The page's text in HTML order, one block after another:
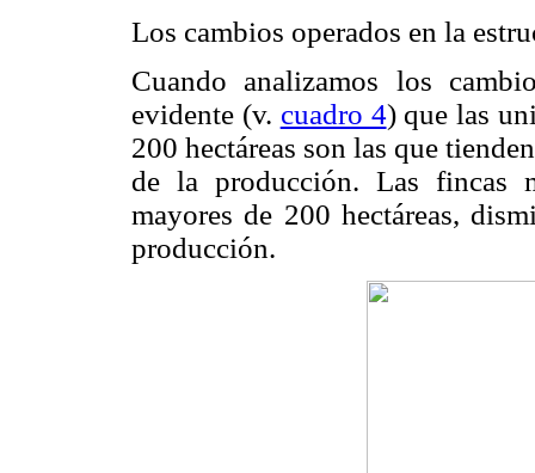
Los cambios operados en la
Cuando analizamos los
evidente (v. cuadro 4) que las
200 hectáreas son las que
de la producción. Las fincas
mayores de 200 hectáreas,
producción.